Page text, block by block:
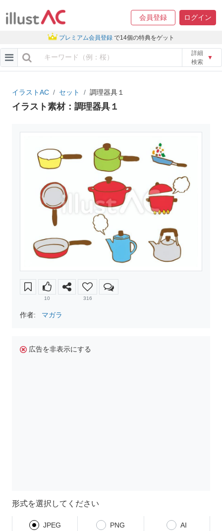
会員登録 ログイン
プレミアム会員登録 で14個の特典をゲット
詳細
検索
▼
イラストAC セット 調理器具１
イラスト素材：調理器具１
10 316
作者: マガラ
広告を非表示にする
形式を選択してください
JPEG PNG AI